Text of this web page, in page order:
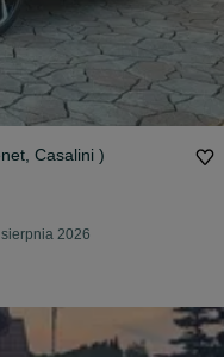
Casalini )
2026